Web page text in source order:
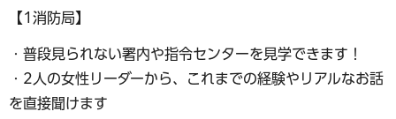
【1消防局】
・普段見られない署内や指令センターを見学できます！
・2人の女性リーダーから、これまでの経験やリアルなお話
を直接聞けます